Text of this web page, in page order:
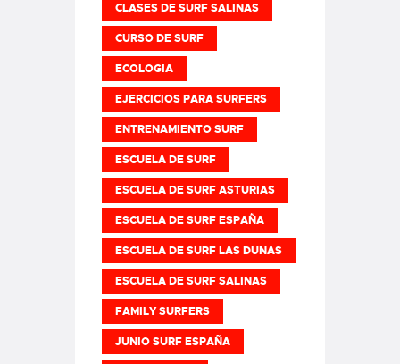
CLASES DE SURF SALINAS
CURSO DE SURF
ECOLOGIA
EJERCICIOS PARA SURFERS
ENTRENAMIENTO SURF
ESCUELA DE SURF
ESCUELA DE SURF ASTURIAS
ESCUELA DE SURF ESPAÑA
ESCUELA DE SURF LAS DUNAS
ESCUELA DE SURF SALINAS
FAMILY SURFERS
JUNIO SURF ESPAÑA